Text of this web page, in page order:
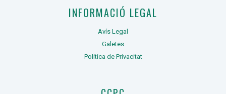
INFORMACIÓ LEGAL
Avís Legal
Galetes
Política de Privacitat